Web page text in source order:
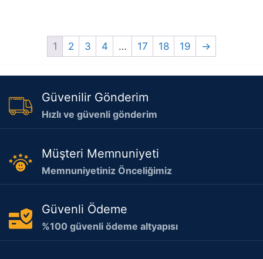
1 2 3 4 … 17 18 19 →
Güvenilir Gönderim
Hızlı ve güvenli gönderim
Müşteri Memnuniyeti
Memnuniyetiniz Önceliğimiz
Güvenli Ödeme
%100 güvenli ödeme altyapısı